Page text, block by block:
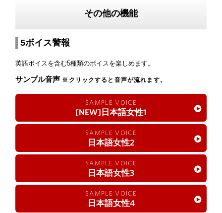
その他の機能
5ボイス警報
英語ボイスを含む5種類のボイスを楽しめます。
サンプル音声 ※クリックすると音声が流れます。
SAMPLE VOICE
[NEW]日本語女性1
SAMPLE VOICE
日本語女性2
SAMPLE VOICE
日本語女性3
SAMPLE VOICE
日本語女性4